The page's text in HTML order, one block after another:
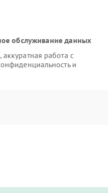
обслуживание данных
работа с
и